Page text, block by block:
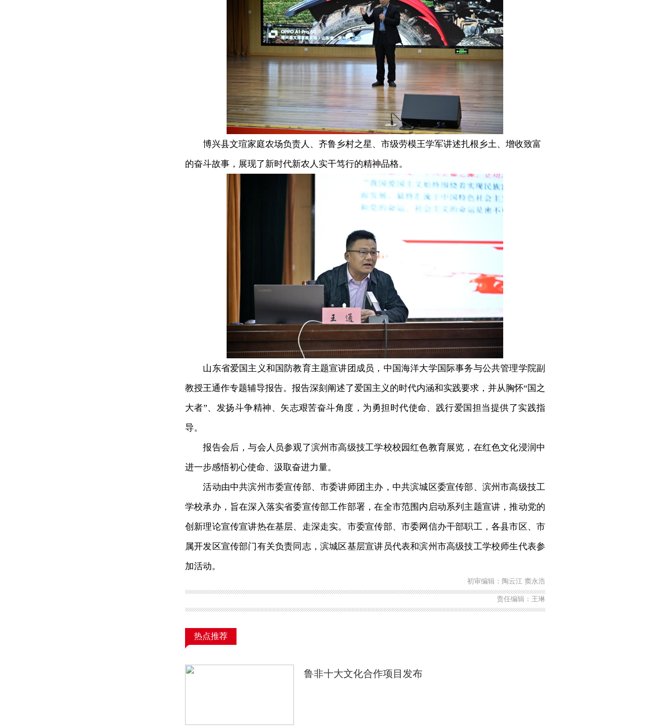
博兴县文瑄家庭农场负责人、齐鲁乡村之星、市级劳模王学军讲述扎根乡土、增收致富
的奋斗故事，展现了新时代新农人实干笃行的精神品格。
山东省爱国主义和国防教育主题宣讲团成员，中国海洋大学国际事务与公共管理学院副
教授王通作专题辅导报告。报告深刻阐述了爱国主义的时代内涵和实践要求，并从胸怀“国之
大者”、发扬斗争精神、矢志艰苦奋斗角度，为勇担时代使命、践行爱国担当提供了实践指
导。
报告会后，与会人员参观了滨州市高级技工学校校园红色教育展览，在红色文化浸润中
进一步感悟初心使命、汲取奋进力量。
活动由中共滨州市委宣传部、市委讲师团主办，中共滨城区委宣传部、滨州市高级技工
学校承办，旨在深入落实省委宣传部工作部署，在全市范围内启动系列主题宣讲，推动党的
创新理论宣传宣讲热在基层、走深走实。市委宣传部、市委网信办干部职工，各县市区、市
属开发区宣传部门有关负责同志，滨城区基层宣讲员代表和滨州市高级技工学校师生代表参
加活动。
初审编辑：陶云江 窦永浩
责任编辑：王琳
热点推荐
鲁非十大文化合作项目发布